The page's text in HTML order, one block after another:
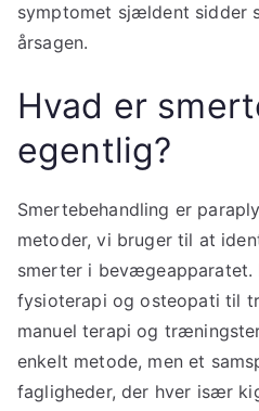
symptomet sjældent sidder
årsagen.
Hvad er
egentlig?
Smertebehandling er
metoder, vi bruger til at
smerter i
fysioterapi og osteopati til
manuel terapi og
enkelt metode, men et
fagligheder, der hver især